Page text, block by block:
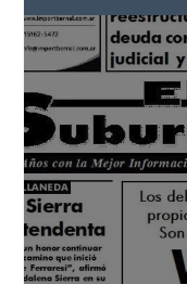
Reproductor
de
vídeo